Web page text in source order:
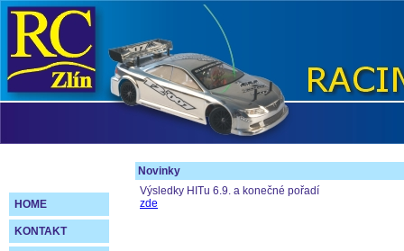
HOME
KONTAKT
Novinky
Výsledky HITu 6.9. a konečné pořadí
zde